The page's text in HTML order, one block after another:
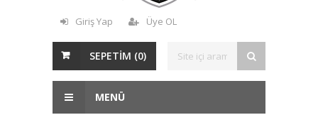
Giriş Yap Üye OL
SEPETİM (0)
MENÜ